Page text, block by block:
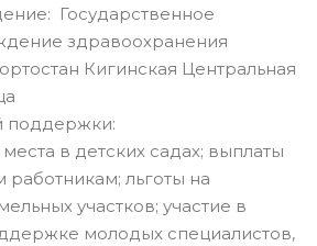
Государственное
здравоохранения
Кигинская Центральная
поддержки:
в детских садах; выплаты
льготы на
участков; участие в
молодых специалистов,